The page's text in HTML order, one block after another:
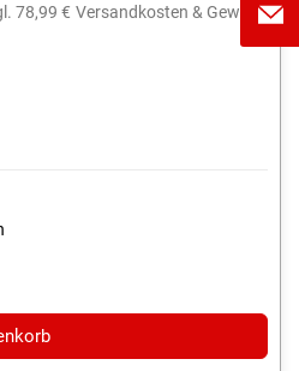
78,99 € Versandkosten & Gewicht